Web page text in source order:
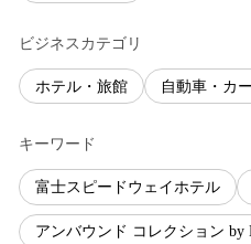
ビジネスカテゴリ
ホテル・旅館 自動車・カ
キーワード
富士スピードウェイホテル
アンバウンド コレクション by